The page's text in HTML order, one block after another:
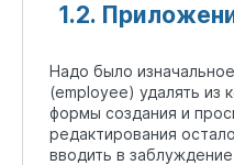
1.2.
Надо было
(employee) удалять из
формы создания и
редактирования
вводить в